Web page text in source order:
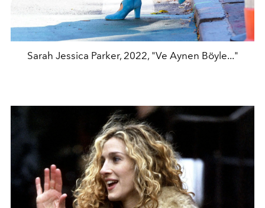
Sarah Jessica Parker, 2022, "Ve Aynen Böyle..."